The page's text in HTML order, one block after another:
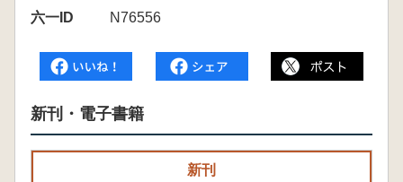
六一ID
N76556
新刊・電子書籍
新刊